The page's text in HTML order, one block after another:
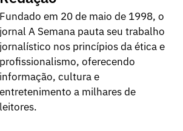
Fundado em 20 de maio de 1998, o
jornal A Semana pauta seu trabalho
jornalístico nos princípios da ética e
profissionalismo, oferecendo
informação, cultura e
entretenimento a milhares de
leitores.